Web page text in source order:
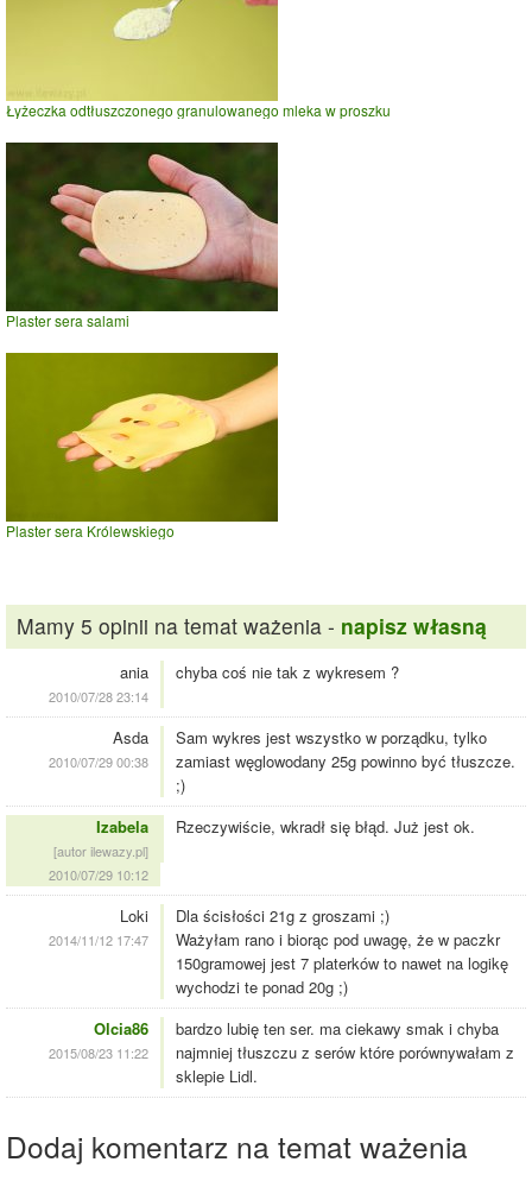
Łyżeczka odtłuszczonego granulowanego mleka w proszku
Plaster sera salami
Plaster sera Królewskiego
Mamy 5 opinii na temat ważenia - napisz własną
ania
2010/07/28 23:14
chyba coś nie tak z wykresem ?
Asda
2010/07/29 00:38
Sam wykres jest wszystko w porządku, tylko
zamiast węglowodany 25g powinno być tłuszcze.
;)
Izabela
[autor ilewazy.pl]
2010/07/29 10:12
Rzeczywiście, wkradł się błąd. Już jest ok.
Loki
2014/11/12 17:47
Dla ścisłości 21g z groszami ;)
Ważyłam rano i biorąc pod uwagę, że w paczkr
150gramowej jest 7 platerków to nawet na logikę
wychodzi te ponad 20g ;)
Olcia86
2015/08/23 11:22
bardzo lubię ten ser. ma ciekawy smak i chyba
najmniej tłuszczu z serów które porównywałam z
sklepie Lidl.
Dodaj komentarz na temat ważenia